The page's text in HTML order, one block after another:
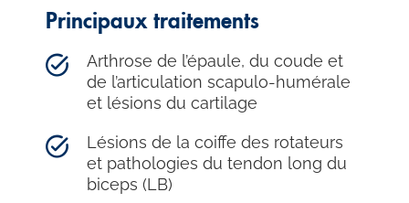
Principaux traitements
Arthrose de l’épaule, du coude et
de l’articulation scapulo-humérale
et lésions du cartilage
Lésions de la coiffe des rotateurs
et pathologies du tendon long du
biceps (LB)